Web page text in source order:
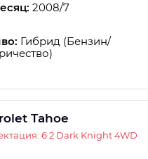
2008/7
Гибрид (Бензин/
Tahoe
6.2 Dark Knight 4WD